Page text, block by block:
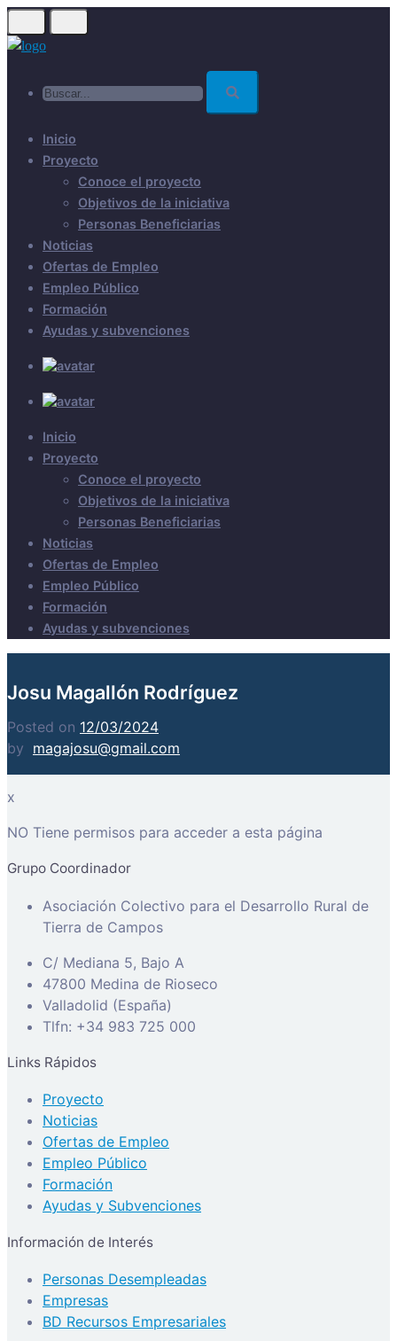
Skip
to
Inicio
Proyecto
Conoce el proyecto
Objetivos de la iniciativa
Personas Beneficiarias
Noticias
Ofertas de Empleo
Empleo Público
Formación
Ayudas y subvenciones
Inicio
Proyecto
Conoce el proyecto
Objetivos de la iniciativa
Personas Beneficiarias
Noticias
Ofertas de Empleo
Empleo Público
Formación
Ayudas y subvenciones
Josu Magallón Rodríguez
Posted on 12/03/2024
by magajosu@gmail.com
x
NO Tiene permisos para acceder a esta página
Grupo Coordinador
Asociación Colectivo para el Desarrollo Rural de
Tierra de Campos
C/ Mediana 5, Bajo A
47800 Medina de Rioseco
Valladolid (España)
Tlfn: +34 983 725 000
Links Rápidos
Proyecto
Noticias
Ofertas de Empleo
Empleo Público
Formación
Ayudas y Subvenciones
Información de Interés
Personas Desempleadas
Empresas
BD Recursos Empresariales